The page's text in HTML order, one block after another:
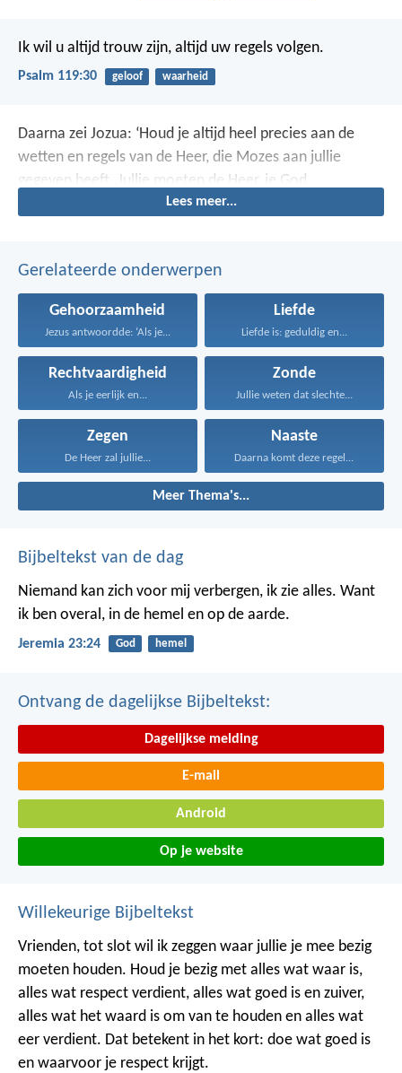
Ik wil u altijd trouw zijn, altijd uw regels volgen.
Psalm 119:30 geloof waarheid
Daarna zei Jozua: ‘Houd je altijd heel precies aan de
wetten en regels van de Heer, die Mozes aan jullie
gegeven heeft. Jullie moeten de Heer, je God,
liefhebben. Leef zoals hij het wil en houd je aan zijn
Lees meer...
Gerelateerde onderwerpen
Gehoorzaamheid
Jezus antwoordde: ‘Als je...
Liefde
Liefde is: geduldig en...
Rechtvaardigheid
Als je eerlijk en...
Zonde
Jullie weten dat slechte...
Zegen
De Heer zal jullie...
Naaste
Daarna komt deze regel...
Meer Thema's...
Bijbeltekst van de dag
Niemand kan zich voor mij verbergen, ik zie alles. Want
ik ben overal, in de hemel en op de aarde.
Jeremia 23:24 God hemel
Ontvang de dagelijkse Bijbeltekst:
Dagelijkse melding
E-mail
Android
Op je website
Willekeurige Bijbeltekst
Vrienden, tot slot wil ik zeggen waar jullie je mee bezig
moeten houden. Houd je bezig met alles wat waar is,
alles wat respect verdient, alles wat goed is en zuiver,
alles wat het waard is om van te houden en alles wat
eer verdient. Dat betekent in het kort: doe wat goed is
en waarvoor je respect krijgt.